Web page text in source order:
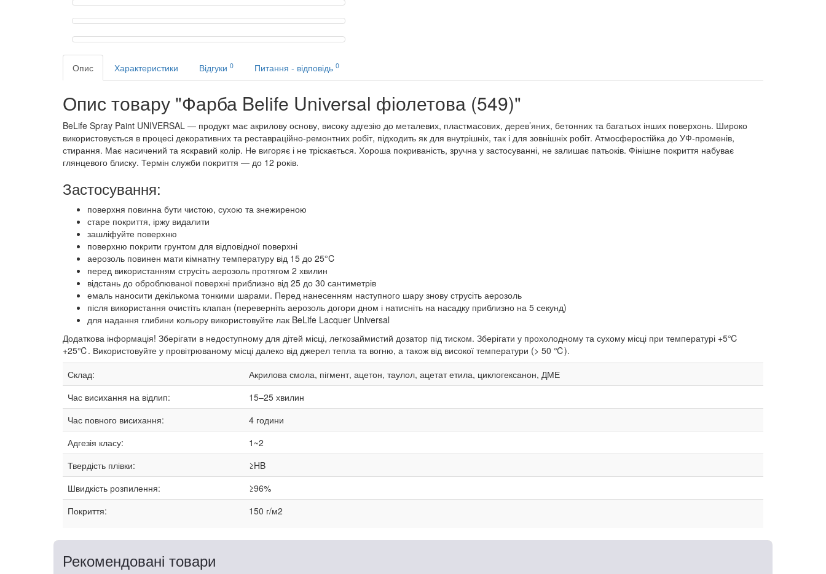
Опис Характеристики Відгуки 0 Питання - відповідь 0
Опис товару "Фарба Belife Universal фіолетова (549)"
BeLife Spray Paint UNIVERSAL — продукт має акрилову основу, високу адгезію до металевих, пластмасових, дерев’яних, бетонних та багатьох інших поверхонь. Широко
використовується в процесі декоративних та реставраційно-ремонтних робіт, підходить як для внутрішніх, так і для зовнішніх робіт. Атмосферостійка до УФ-променів,
стирання. Має насичений та яскравий колір. Не вигоряє і не тріскається. Хороша покриваність, зручна у застосуванні, не залишає патьоків. Фінішне покриття набуває
глянцевого блиску. Термін служби покриття — до 12 років.
Застосування:
поверхня повинна бути чистою, сухою та знежиреною
старе покриття, іржу видалити
зашліфуйте поверхню
поверхню покрити грунтом для відповідної поверхні
аерозоль повинен мати кімнатну температуру від 15 до 25°C
перед використанням струсіть аерозоль протягом 2 хвилин
відстань до оброблюваної поверхні приблизно від 25 до 30 сантиметрів
емаль наносити декількома тонкими шарами. Перед нанесенням наступного шару знову струсіть аерозоль
після використання очистіть клапан (переверніть аерозоль догори дном і натисніть на насадку приблизно на 5 секунд)
для надання глибини кольору використовуйте лак BeLife Lacquer Universal
Додаткова інформація! Зберігати в недоступному для дітей місці, легкозаймистий дозатор під тиском. Зберігати у прохолодному та сухому місці при температурі +5℃
+25℃. Використовуйте у провітрюваному місці далеко від джерел тепла та вогню, а також від високої температури (> 50 ℃).
Склад:
Акрилова смола, пігмент, ацетон, таулол, ацетат етила, циклогексанон, ДМЕ
Час висихання на відлип:
15–25 хвилин
Час повного висихання:
4 години
Адгезія класу:
1~2
Твердість плівки:
≥HB
Швидкість розпилення:
≥96%
Покриття:
150 г/м2
Рекомендовані товари